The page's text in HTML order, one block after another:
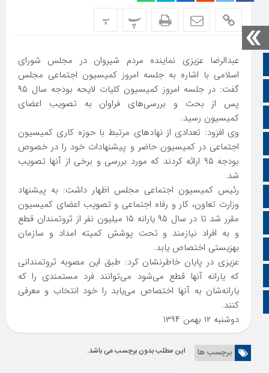
صفحه نخست
تالار گفتمان
اپلیکیشن سایت
اینستاگرام
اطلاعات سایت
زبان انگلیسی
زبان عربی
پ پ
عبدالرضا عزیزی نماینده مردم شیروان در مجلس شورای
اسلامی با اشاره به جلسه امروز کمیسیون اجتماعی مجلس
گفت: در جلسه امروز کمیسیون کلیات لایحه بودجه سال ۹۵
پس از بحث و بررسی‌های فراوان به تصویب اعضای
کمیسیون رسید.
وی افزود: تعدادی از نهادهای مرتبط با حوزه کاری کمیسیون
اجتماعی در کمیسیون حاضر و پیشنهادات خود را در خصوص
بودجه ۹۵ ارائه کردند که مورد بررسی و برخی از آنها تصویب
شد.
رئیس کمیسیون اجتماعی مجلس اظهار داشت: به پیشنهاد
وزارت تعاون، کار و رفاه اجتماعی و تصویب اعضای کمیسیون
مقرر شد تا در سال ۹۵ یارانه ۱۵ میلیون نفر از ثروتمندان قطع
و به افراد نیازمند و تحت پوشش کمیته امداد و سازمان
بهزیستی اختصاص یابد.
عزیزی در پایان خاطرنشان کرد: طبق این مصوبه ثروتمندانی
که یارانه آنها قطع می‌شود می‌توانند فرد مستمندی را که
یارانه‌شان به آنها اختصاص می‌یابد را خود انتخاب و معرفی
کنند.
دوشنبه ۱۲ بهمن ۱۳۹۴
برچسب ها این مطلب بدون برچسب می باشد.